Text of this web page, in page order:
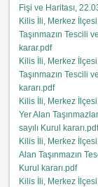
Fişi ve Haritası,
Kilis İli, Merkez
Taşınmazın Tescili
karar.pdf
Kilis İli, Merkez
Taşınmazın Tescili
kararı.pdf
Kilis İli, Merkez
Yer Alan
sayılı Kurul
Kilis İli, Merkez
Alan Taşınmazın
Kurul kararı.pdf
Kilis İli, Merkez